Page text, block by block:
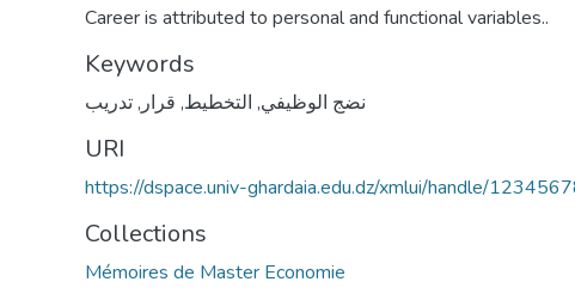
Career is attributed to personal and functional variables..
Keywords
نضج الوظيفي, التخطيط, قرار ,تدريب
URI
https://dspace.univ-ghardaia.edu.dz/xmlui/handle/
Collections
Mémoires de Master Economie